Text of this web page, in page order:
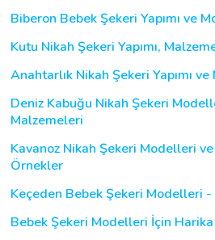
Biberon Bebek Şekeri Yapımı ve
Kutu Nikah Şekeri Yapımı,
Anahtarlık Nikah Şekeri Yapımı
Deniz Kabuğu Nikah Şekeri
Malzemeleri
Kavanoz Nikah Şekeri Modelleri
Örnekler
Keçeden Bebek Şekeri Modelleri
Bebek Şekeri Modelleri İçin